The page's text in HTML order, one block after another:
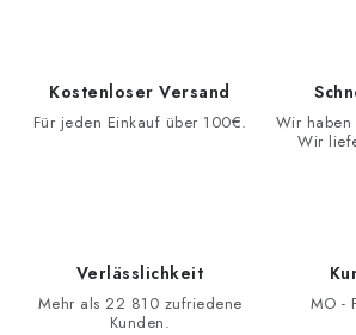
Kostenloser Versand
Für jeden Einkauf über 100€.
Wir
Wir
Verlässlichkeit
Mehr als 22 810 zufriedene
Kunden.
MO -